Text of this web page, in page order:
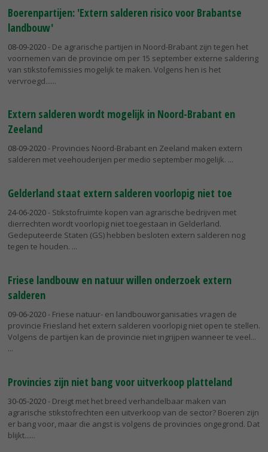
Boerenpartijen: 'Extern salderen risico voor Brabantse
landbouw'
08-09-2020- De agrarische partijen in Noord-Brabant zijn tegen het
voornemen van de provincie om per 15 september externe saldering
van stikstofemissies mogelijk te maken. Volgens hen is het
vervroegd...
Extern salderen wordt mogelijk in Noord-Brabant en
Zeeland
08-09-2020- Provincies Noord-Brabant en Zeeland maken extern
salderen met veehouderijen per medio september mogelijk.
Gelderland staat extern salderen voorlopig niet toe
24-06-2020- Stikstofruimte kopen van agrarische bedrijven met
dierrechten wordt voorlopig niet toegestaan in Gelderland.
Gedeputeerde Staten (GS) hebben besloten extern salderen nog
tegen te houden.
Friese landbouw en natuur willen onderzoek extern
salderen
09-06-2020- Friese natuur- en landbouworganisaties vragen de
provincie Friesland het extern salderen voorlopig niet open te stellen.
Volgens de partijen kan de provincie niet ingrijpen wanneer te veel...
Provincies zijn niet bang voor uitverkoop platteland
30-05-2020- Dreigt met het breed verhandelbaar maken van
agrarische stikstofrechten een uitverkoop van de sector? Boeren zijn
er bang voor, maar die angst is volgens de provincies ongegrond. Dat
blijkt...